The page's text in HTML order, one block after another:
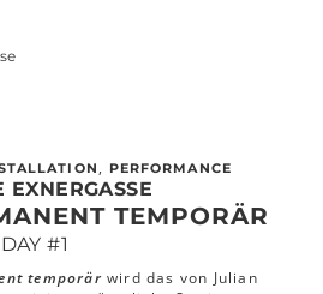
, PERFORMANCE
TEMPORÄR
#1
temporärwird das von Julian